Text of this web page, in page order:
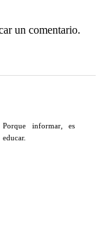
un comentario.
Porque informar, es
educar.